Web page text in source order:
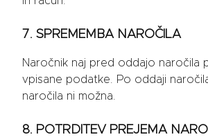
7. SPREMEMBA NAROČILA
Naročnik naj pred oddajo naročila
vpisane podatke. Po oddaji
naročila ni možna.
8. POTRDITEV PREJEMA